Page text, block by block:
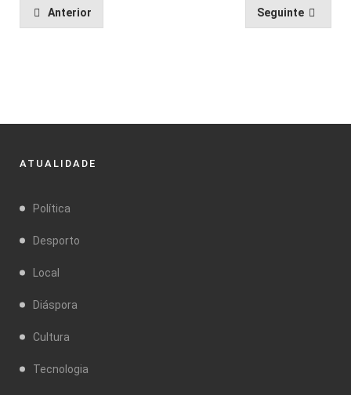
Anterior Seguinte
ATUALIDADE
Política
Desporto
Local
Diáspora
Cultura
Tecnologia